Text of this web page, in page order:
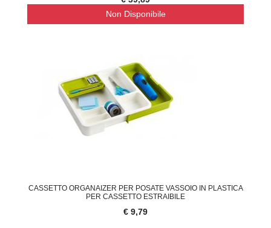
Non Disponibile
CASSETTO ORGANAIZER PER POSATE VASSOIO IN PLASTICA
PER CASSETTO ESTRAIBILE
€ 9,79